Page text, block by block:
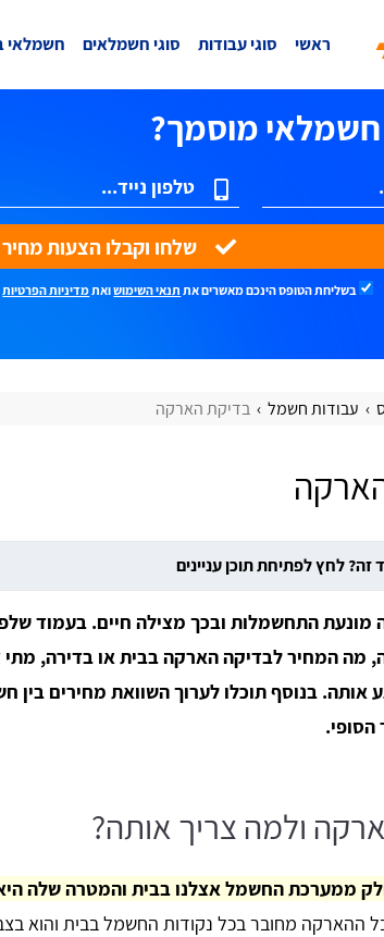
ראשי סוגי עבודות סוגי חשמלאים חשמלאי
מוסמך?
שלחו וקבלו הצעות מחיר
בשליחת הטופס הינכם מאשרים את תנאי השימושואתמדיניות הפרטיות
עבודות חשמל ​בדיקת הארקה
זה? לחץ לפתיחת תוכן עניינים
מונעת התחשמלות ובכך מצילה חיים. בעמוד
מה המחיר לבדיקה הארקה בבית או בדירה, מתי
אותה. בנוסף תוכלו לערוך השוואת מחירים בין
הסופי.
ולמה צריך אותה?
ממערכת החשמל אצלנו בבית והמטרה שלה
ההארקה מחובר בכל נקודות החשמל בבית והוא